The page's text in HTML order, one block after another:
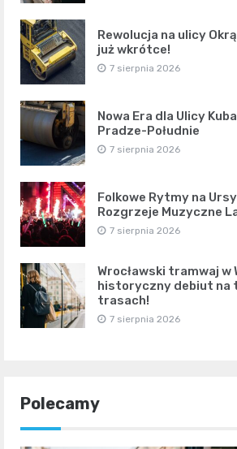
Rewolucja na ulicy
już wkrótce!
7 sierpnia 2026
Nowa Era dla Ulicy
Pradze-Południe
7 sierpnia 2026
Folkowe Rytmy na
Rozgrzeje Muzyczne
7 sierpnia 2026
Wrocławski tramwaj w
historyczny debiut
trasach!
7 sierpnia 2026
Polecamy